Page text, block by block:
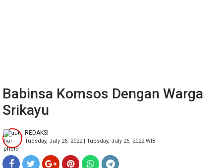
Babinsa Komsos Dengan Warga
Srikayu
REDAKSI
Tuesday, July 26, 2022 | Tuesday, July 26, 2022 WIB